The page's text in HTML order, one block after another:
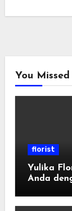
You Missed
florist
Yulika
Anda